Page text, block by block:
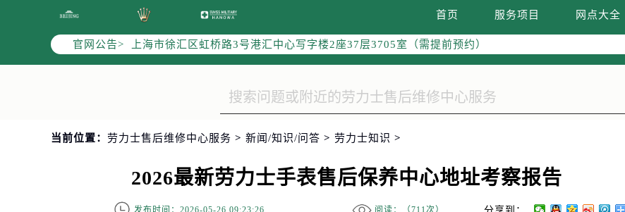
首页 服务项目 网点大全
官网公告>
天津市和平区赤峰道136号天津国际金融中心写字楼26层2603室（需提前预约）
上海市徐汇区虹桥路3号港汇中心写字楼2座37层3705室（需提前预约）
上海市黄浦区南京东路299号宏伊国际广场写字楼8层806室（需提前预约）
常州市新北区龙锦路1590号现代传媒中心写字楼5号楼10层1008室（需提前预约）
徐州市鼓楼区淮海东路29号苏宁广场IFC国际金融中心写字楼35层3508室（需提前预约）
扬州市邗江区国展路29号星耀天地写字楼1号楼18层1803室（需提前预约）
泰州市海陵区永定东路399号置地商务中心东塔写字楼（华润万象城）17层1706室（需提前预约）
当前位置： 劳力士售后维修中心服务 > 新闻/知识/问答 > 劳力士知识 >
2026最新劳力士手表售后保养中心地址考察报告
发布时间：2026-05-26 09:23:26 阅读：（711次） 分享到：